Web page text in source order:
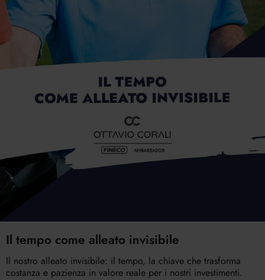
Il tempo come alleato invisibile
Il nostro alleato invisibile: il tempo, la chiave che trasforma
costanza e pazienza in valore reale per i nostri investimenti.